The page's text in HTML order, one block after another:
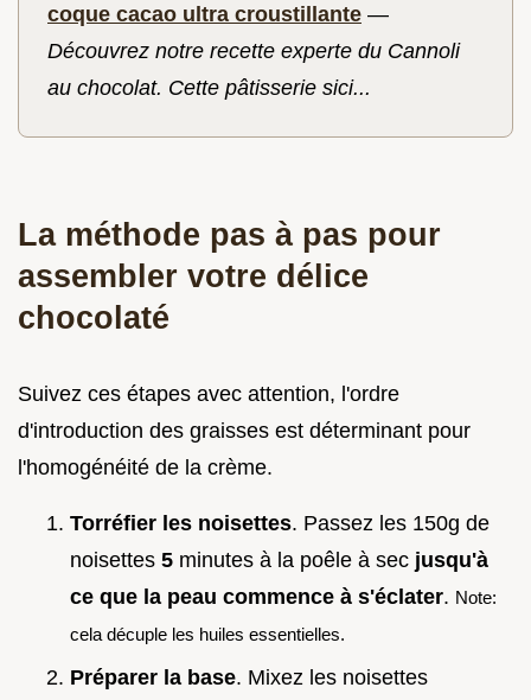
coque cacao ultra croustillante —
Découvrez notre recette experte du Cannoli
au chocolat. Cette pâtisserie sici...
La méthode pas à pas pour
assembler votre délice
chocolaté
Suivez ces étapes avec attention, l'ordre
d'introduction des graisses est déterminant pour
l'homogénéité de la crème.
Torréfier les noisettes. Passez les 150g de
noisettes 5 minutes à la poêle à sec jusqu'à
ce que la peau commence à s'éclater. Note:
cela décuple les huiles essentielles.
Préparer la base. Mixez les noisettes